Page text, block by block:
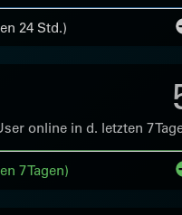
24 Std.)
online in d. letzten 7
7 Tagen)